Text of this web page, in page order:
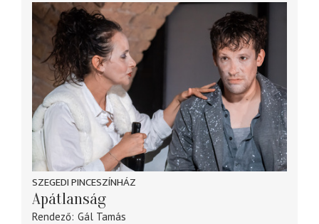
SZEGEDI PINCESZÍNHÁZ
Apátlanság
Rendező Gál Tamás